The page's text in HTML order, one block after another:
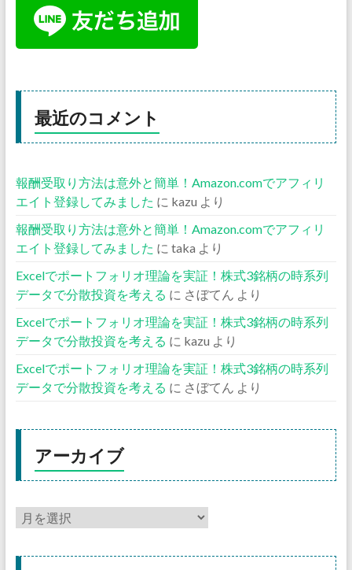
最近のコメント
報酬受取り方法は意外と簡単！Amazon.comでアフィリ
エイト登録してみました に kazu より
報酬受取り方法は意外と簡単！Amazon.comでアフィリ
エイト登録してみました に taka より
Excelでポートフォリオ理論を実証！株式3銘柄の時系列
データで分散投資を考える に さぼてん より
Excelでポートフォリオ理論を実証！株式3銘柄の時系列
データで分散投資を考える に kazu より
Excelでポートフォリオ理論を実証！株式3銘柄の時系列
データで分散投資を考える に さぼてん より
アーカイブ